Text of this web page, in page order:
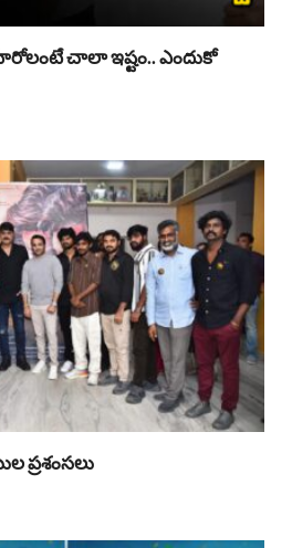
చాలా ఇష్టం.. ఎందుకో
ప్రశంసలు